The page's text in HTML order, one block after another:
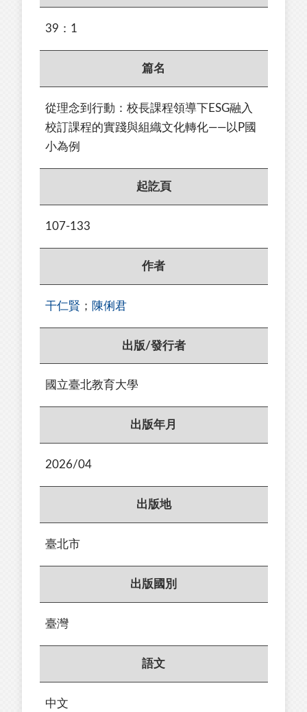
39：1
篇名
從理念到行動：校長課程領導下ESG融入
校訂課程的實踐與組織文化轉化——以P國
小為例
起訖頁
107-133
作者
干仁賢 ； 陳俐君
出版/發行者
國立臺北教育大學
出版年月
2026/04
出版地
臺北市
出版國別
臺灣
語文
中文